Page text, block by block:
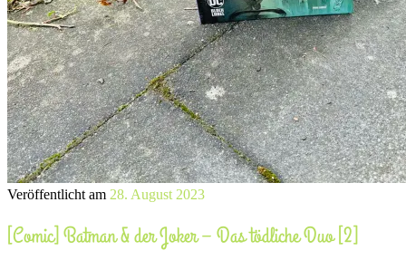
Veröffentlicht am 28. August 2023
[Comic] Batman & der Joker – Das tödliche Duo [2]